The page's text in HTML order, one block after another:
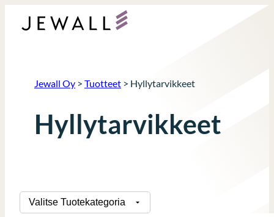
sisältöön
Jewall Oy > Tuotteet > Hyllytarvikkeet
Hyllytarvikkeet
Tuotekategoriat